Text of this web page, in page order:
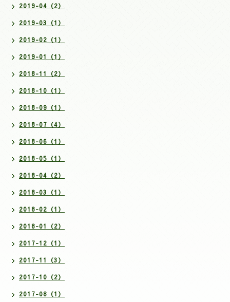
2019-04（2）
2019-03（1）
2019-02（1）
2019-01（1）
2018-11（2）
2018-10（1）
2018-09（1）
2018-07（4）
2018-06（1）
2018-05（1）
2018-04（2）
2018-03（1）
2018-02（1）
2018-01（2）
2017-12（1）
2017-11（3）
2017-10（2）
2017-08（1）